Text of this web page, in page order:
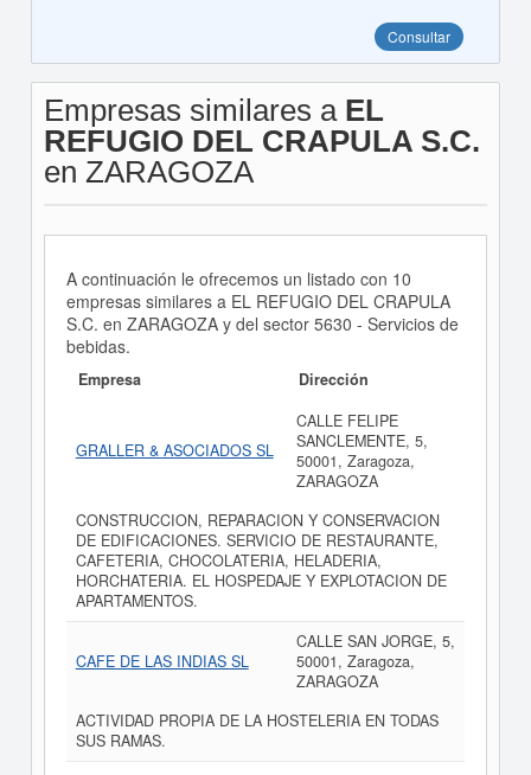
Consultar
Empresas similares a EL
REFUGIO DEL CRAPULA S.C.
en ZARAGOZA
A continuación le ofrecemos un listado con 10
empresas similares a EL REFUGIO DEL CRAPULA
S.C. en ZARAGOZA y del sector 5630 - Servicios de
bebidas.
Empresa Dirección
GRALLER & ASOCIADOS SL
CALLE FELIPE
SANCLEMENTE, 5,
50001, Zaragoza,
ZARAGOZA
CONSTRUCCION, REPARACION Y CONSERVACION
DE EDIFICACIONES. SERVICIO DE RESTAURANTE,
CAFETERIA, CHOCOLATERIA, HELADERIA,
HORCHATERIA. EL HOSPEDAJE Y EXPLOTACION DE
APARTAMENTOS.
CAFE DE LAS INDIAS SL
CALLE SAN JORGE, 5,
50001, Zaragoza,
ZARAGOZA
ACTIVIDAD PROPIA DE LA HOSTELERIA EN TODAS
SUS RAMAS.